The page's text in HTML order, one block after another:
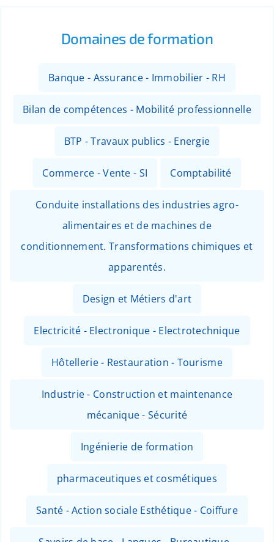
Domaines de formation
Banque - Assurance - Immobilier - RH
Bilan de compétences - Mobilité professionnelle
BTP - Travaux publics - Energie
Commerce - Vente - SI Comptabilité
Conduite installations des industries agro-
alimentaires et de machines de
conditionnement. Transformations chimiques et
apparentés.
Design et Métiers d'art
Electricité - Electronique - Electrotechnique
Hôtellerie - Restauration - Tourisme
Industrie - Construction et maintenance
mécanique - Sécurité
Ingénierie de formation
pharmaceutiques et cosmétiques
Santé - Action sociale Esthétique - Coiffure